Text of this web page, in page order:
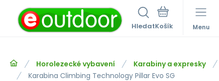
Hledat Menu
Horolezecké vybavení
Karabiny a expresky
Karabina Climbing Technology Pillar Evo SG